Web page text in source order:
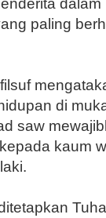
paling
di
saw
kaum